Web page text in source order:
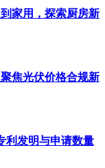
家用，探索厨房新
焦光伏价格合规新
利发明与申请数量